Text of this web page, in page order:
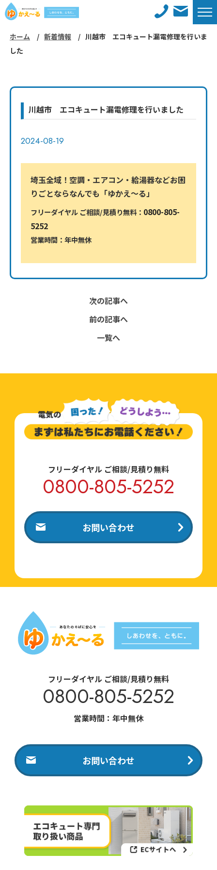
対応エリア
お問い合わせ サイトマップ
0800-805-5252
ホーム 新着情報
川越市 エコキュート漏電修理を行いま
した
川越市 エコキュート漏電修理を行いました
2024-08-19
埼玉全域！空調・エアコン・給湯器などお困
りごとならなんでも「ゆかえ〜る」
フリーダイヤル ご相談/見積り無料： 0800-805-
5252
営業時間：年中無休
前の記事へ
一覧へ
次の記事へ
フリーダイヤル ご相談/見積り無料
0800-805-5252
お問い合わせ
フリーダイヤル ご相談/見積り無料
0800-805-5252
営業時間：年中無休
お問い合わせ